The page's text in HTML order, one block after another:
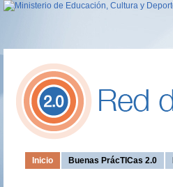
Inicio Buenas PrácTICas 2.0